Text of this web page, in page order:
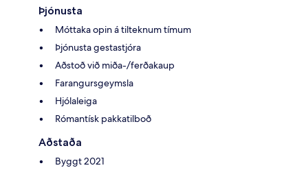
Þjónusta
Móttaka opin á tilteknum tímum
Þjónusta gestastjóra
Aðstoð við miða-/ferðakaup
Farangursgeymsla
Hjólaleiga
Rómantísk pakkatilboð
Aðstaða
Byggt 2021